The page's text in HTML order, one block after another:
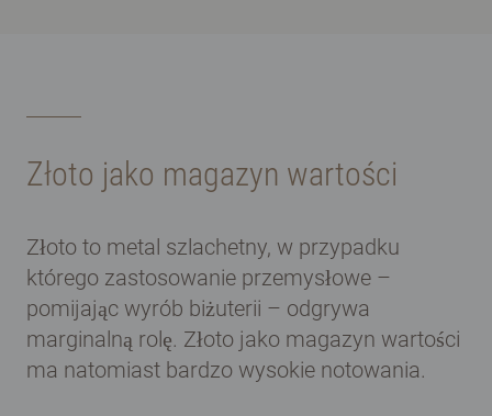
Złoto jako magazyn wartości
Złoto to metal szlachetny, w przypadku
którego zastosowanie przemysłowe –
pomijając wyrób biżuterii – odgrywa
marginalną rolę. Złoto jako magazyn wartości
ma natomiast bardzo wysokie notowania.